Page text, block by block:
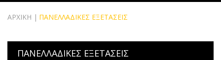
ΑΡΧΙΚΗ ΠΑΝΕΛΛΑΔΙΚΕΣ ΕΞΕΤΑΣΕΙΣ
ΠΑΝΕΛΛΑΔΙΚΕΣ ΕΞΕΤΑΣΕΙΣ